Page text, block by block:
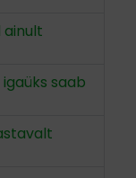
ainult
saab